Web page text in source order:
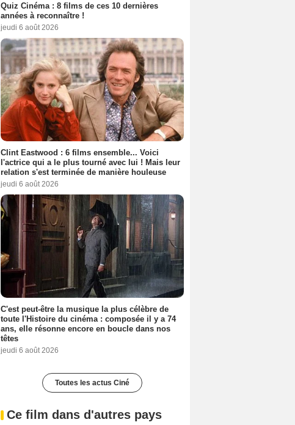
Quiz Cinéma : 8 films de ces 10 dernières
années à reconnaître !
jeudi 6 août 2026
Clint Eastwood : 6 films ensemble... Voici
l'actrice qui a le plus tourné avec lui ! Mais leur
relation s'est terminée de manière houleuse
jeudi 6 août 2026
C'est peut-être la musique la plus célèbre de
toute l'Histoire du cinéma : composée il y a 74
ans, elle résonne encore en boucle dans nos
têtes
jeudi 6 août 2026
Toutes les actus Ciné
Ce film dans d'autres pays